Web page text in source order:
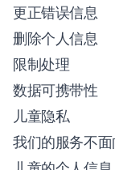
更正错误信息
删除个人信息
限制处理
数据可携带性
儿童隐私
我们的服务不